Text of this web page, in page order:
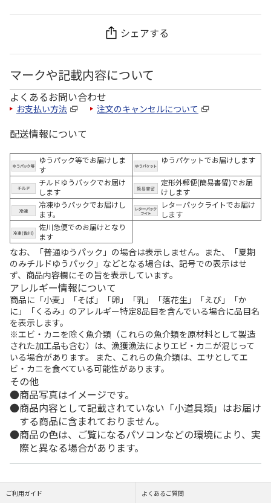
シェアする
マークや記載内容について
よくあるお問い合わせ
お支払い方法 注文のキャンセルについて
配送情報について
ゆうパック等でお届けしま
す
ゆうパケットでお届けします
チルドゆうパックでお届け
します
定形外郵便(簡易書留)でお届
けします
冷凍ゆうパックでお届けし
ます。
レターパックライトでお届け
します
佐川急便でのお届けとなり
ます
なお、「普通ゆうパック」の場合は表示しません。また、「夏期
のみチルドゆうパック」などとなる場合は、記号での表示はせ
ず、商品内容欄にその旨を表示しています。
アレルギー情報について
商品に「小麦」「そば」「卵」「乳」「落花生」「えび」「か
に」「くるみ」のアレルギー特定8品目を含んでいる場合に品目名
を表示します。
※エビ・カニを除く魚介類（これらの魚介類を原材料として製造
された加工品も含む）は、漁獲漁法によりエビ・カニが混じって
いる場合があります。 また、これらの魚介類は、エサとしてエ
ビ・カニを食べている可能性があります。
その他
商品写真はイメージです。
商品内容として記載されていない「小道具類」はお届け
する商品に含まれておりません。
商品の色は、ご覧になるパソコンなどの環境により、実
際と異なる場合があります。
ご利用ガイド よくあるご質問